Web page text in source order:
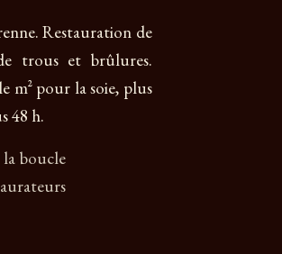
Restauration de
trous et brûlures.
m² pour la soie, plus
48 h.
boucle